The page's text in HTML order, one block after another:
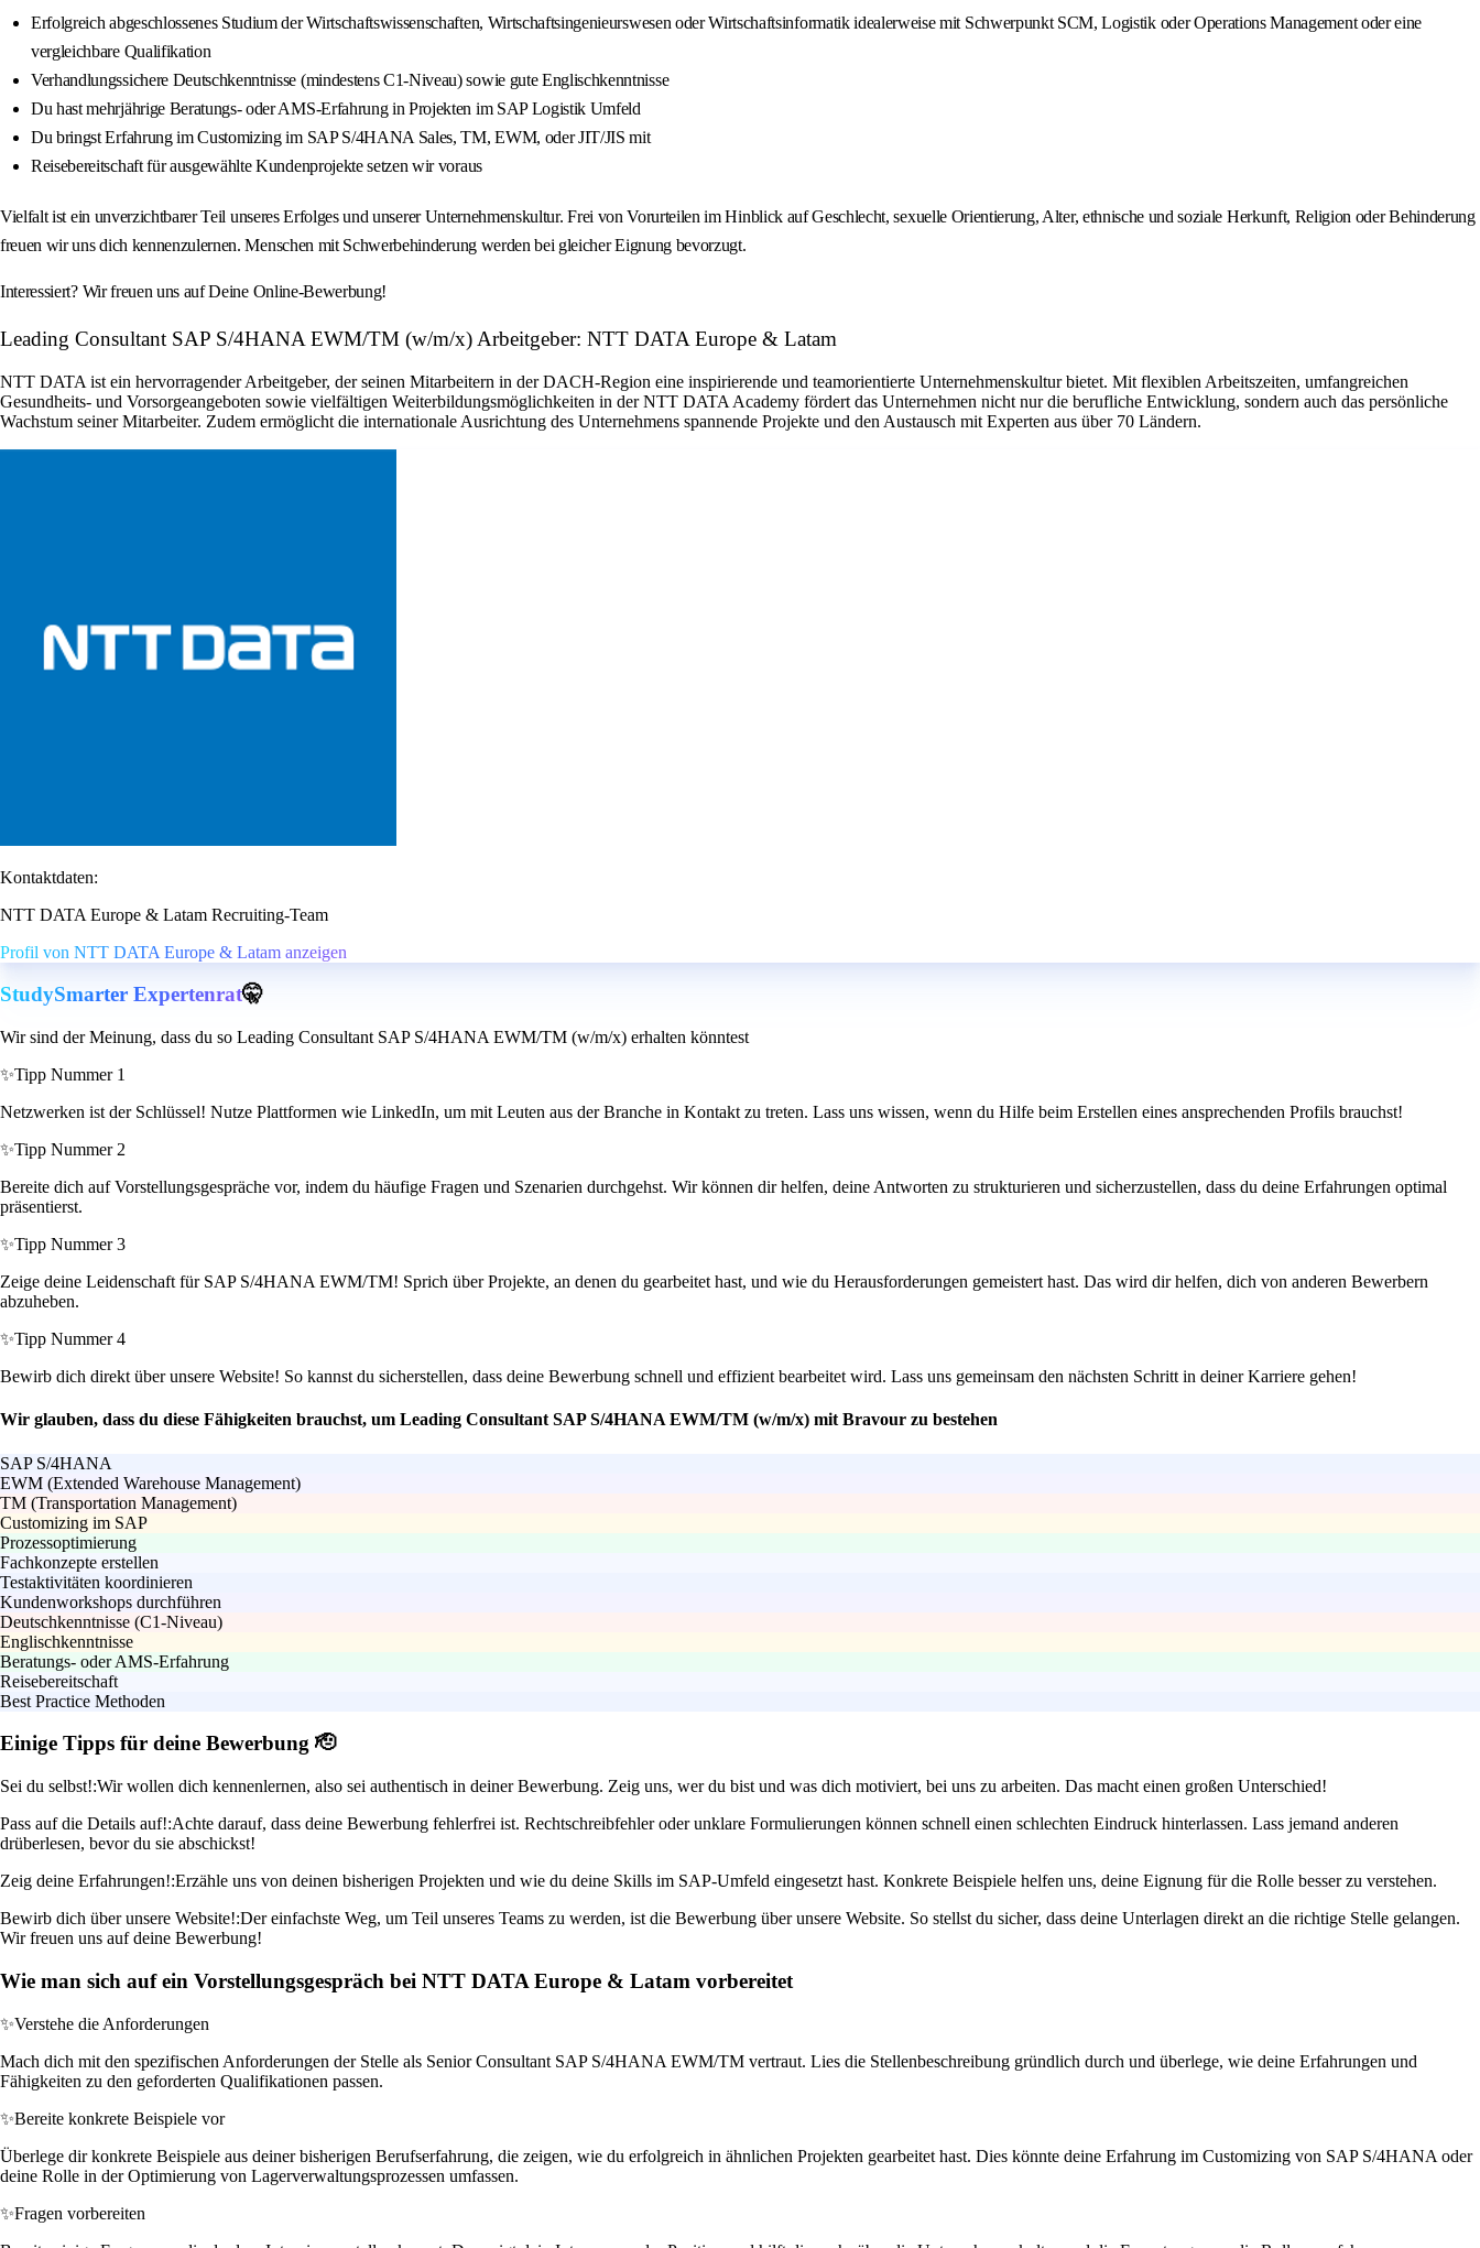
Erfolgreich abgeschlossenes Studium der Wirtschaftswissenschaften, Wirtschaftsingenieurswesen oder Wirtschaftsinformatik idealerweise mit Schwerpunkt SCM, Logistik oder Operations Management oder eine
vergleichbare Qualifikation
Verhandlungssichere Deutschkenntnisse (mindestens C1-Niveau) sowie gute Englischkenntnisse
Du hast mehrjährige Beratungs- oder AMS-Erfahrung in Projekten im SAP Logistik Umfeld
Du bringst Erfahrung im Customizing im SAP S/4HANA Sales, TM, EWM, oder JIT/JIS mit
Reisebereitschaft für ausgewählte Kundenprojekte setzen wir voraus
Vielfalt ist ein unverzichtbarer Teil unseres Erfolges und unserer Unternehmenskultur. Frei von Vorurteilen im Hinblick auf Geschlecht, sexuelle Orientierung, Alter, ethnische und soziale Herkunft, Religion oder Behinderung
freuen wir uns dich kennenzulernen. Menschen mit Schwerbehinderung werden bei gleicher Eignung bevorzugt.
Interessiert? Wir freuen uns auf Deine Online-Bewerbung!
Leading Consultant SAP S/4HANA EWM/TM (w/m/x) Arbeitgeber: NTT DATA Europe & Latam
NTT DATA ist ein hervorragender Arbeitgeber, der seinen Mitarbeitern in der DACH-Region eine inspirierende und teamorientierte Unternehmenskultur bietet. Mit flexiblen Arbeitszeiten, umfangreichen
Gesundheits- und Vorsorgeangeboten sowie vielfältigen Weiterbildungsmöglichkeiten in der NTT DATA Academy fördert das Unternehmen nicht nur die berufliche Entwicklung, sondern auch das persönliche
Wachstum seiner Mitarbeiter. Zudem ermöglicht die internationale Ausrichtung des Unternehmens spannende Projekte und den Austausch mit Experten aus über 70 Ländern.
Kontaktdaten:
NTT DATA Europe & Latam Recruiting-Team
Profil von NTT DATA Europe & Latam anzeigen
StudySmarter Expertenrat🤫
Wir sind der Meinung, dass du so Leading Consultant SAP S/4HANA EWM/TM (w/m/x) erhalten könntest
✨Tipp Nummer 1
Netzwerken ist der Schlüssel! Nutze Plattformen wie LinkedIn, um mit Leuten aus der Branche in Kontakt zu treten. Lass uns wissen, wenn du Hilfe beim Erstellen eines ansprechenden Profils brauchst!
✨Tipp Nummer 2
Bereite dich auf Vorstellungsgespräche vor, indem du häufige Fragen und Szenarien durchgehst. Wir können dir helfen, deine Antworten zu strukturieren und sicherzustellen, dass du deine Erfahrungen optimal
präsentierst.
✨Tipp Nummer 3
Zeige deine Leidenschaft für SAP S/4HANA EWM/TM! Sprich über Projekte, an denen du gearbeitet hast, und wie du Herausforderungen gemeistert hast. Das wird dir helfen, dich von anderen Bewerbern
abzuheben.
✨Tipp Nummer 4
Bewirb dich direkt über unsere Website! So kannst du sicherstellen, dass deine Bewerbung schnell und effizient bearbeitet wird. Lass uns gemeinsam den nächsten Schritt in deiner Karriere gehen!
Wir glauben, dass du diese Fähigkeiten brauchst, um Leading Consultant SAP S/4HANA EWM/TM (w/m/x) mit Bravour zu bestehen
SAP S/4HANA
EWM (Extended Warehouse Management)
TM (Transportation Management)
Customizing im SAP
Prozessoptimierung
Fachkonzepte erstellen
Testaktivitäten koordinieren
Kundenworkshops durchführen
Deutschkenntnisse (C1-Niveau)
Englischkenntnisse
Beratungs- oder AMS-Erfahrung
Reisebereitschaft
Best Practice Methoden
Einige Tipps für deine Bewerbung 🫡
Sei du selbst!:Wir wollen dich kennenlernen, also sei authentisch in deiner Bewerbung. Zeig uns, wer du bist und was dich motiviert, bei uns zu arbeiten. Das macht einen großen Unterschied!
Pass auf die Details auf!:Achte darauf, dass deine Bewerbung fehlerfrei ist. Rechtschreibfehler oder unklare Formulierungen können schnell einen schlechten Eindruck hinterlassen. Lass jemand anderen
drüberlesen, bevor du sie abschickst!
Zeig deine Erfahrungen!:Erzähle uns von deinen bisherigen Projekten und wie du deine Skills im SAP-Umfeld eingesetzt hast. Konkrete Beispiele helfen uns, deine Eignung für die Rolle besser zu verstehen.
Bewirb dich über unsere Website!:Der einfachste Weg, um Teil unseres Teams zu werden, ist die Bewerbung über unsere Website. So stellst du sicher, dass deine Unterlagen direkt an die richtige Stelle gelangen.
Wir freuen uns auf deine Bewerbung!
Wie man sich auf ein Vorstellungsgespräch bei NTT DATA Europe & Latam vorbereitet
✨Verstehe die Anforderungen
Mach dich mit den spezifischen Anforderungen der Stelle als Senior Consultant SAP S/4HANA EWM/TM vertraut. Lies die Stellenbeschreibung gründlich durch und überlege, wie deine Erfahrungen und
Fähigkeiten zu den geforderten Qualifikationen passen.
✨Bereite konkrete Beispiele vor
Überlege dir konkrete Beispiele aus deiner bisherigen Berufserfahrung, die zeigen, wie du erfolgreich in ähnlichen Projekten gearbeitet hast. Dies könnte deine Erfahrung im Customizing von SAP S/4HANA oder
deine Rolle in der Optimierung von Lagerverwaltungsprozessen umfassen.
✨Fragen vorbereiten